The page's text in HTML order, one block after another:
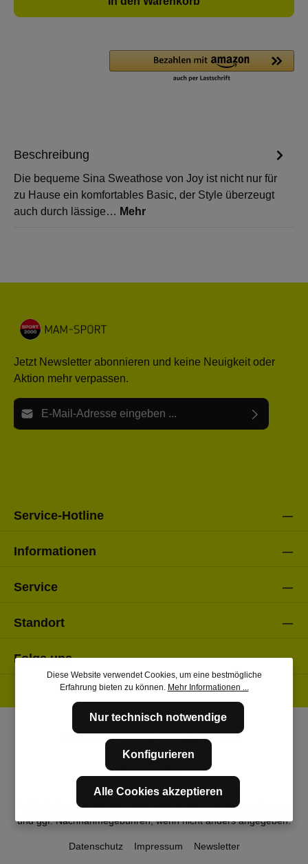
Beschreibung
Die bequeme Sina Sweathose von Joy ist nicht nur für
zu Hause ein komfortables Basic, der Style überzeugt
auch durch lässige… Mehr
Jetzt Newsletter abonnieren und keine Neuigkeit oder
Aktion mehr verpassen.
E-Mail-Adresse*
Service-Hotline
Informationen
Service
Standort
Folge uns
* Alle Preise inkl. gesetzl. Mehrwertsteuer zzgl.Versandkosten
und ggf. Nachnahmegebühren, wenn nicht anders angegeben.
Datenschutz Impressum Newsletter
Diese Website verwendet Cookies, um eine bestmögliche
Erfahrung bieten zu können. Mehr Informationen ...
Nur technisch notwendige
Konfigurieren
Alle Cookies akzeptieren